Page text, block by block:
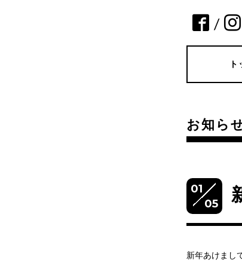
/
お知ら
01
05
新年あけまし